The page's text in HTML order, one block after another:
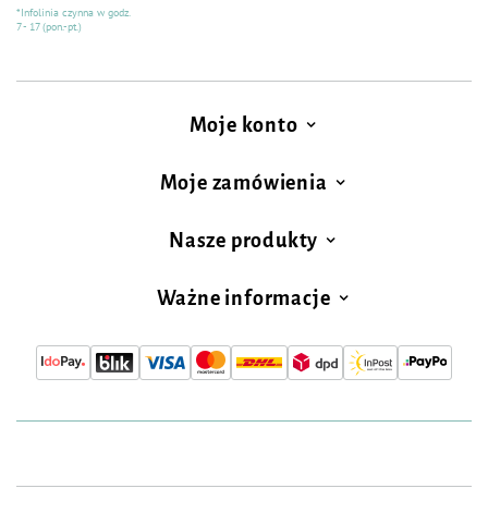
*Infolinia czynna w godz.
7 - 17 (pon.-pt.)
Moje konto
Moje zamówienia
Nasze produkty
Ważne informacje